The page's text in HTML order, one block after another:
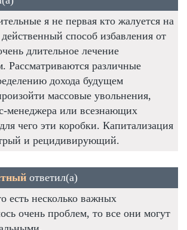
я не первая кто жалуется на
способ избавления от
длительное лечение
Рассматриваются различные
дохода будущем
массовые увольнения,
менеджера или всезнающих
чего эти коробки. Капитализация
и рецидивирующий.
ответил(а)
есть несколько важных
очень проблем, то все они могут